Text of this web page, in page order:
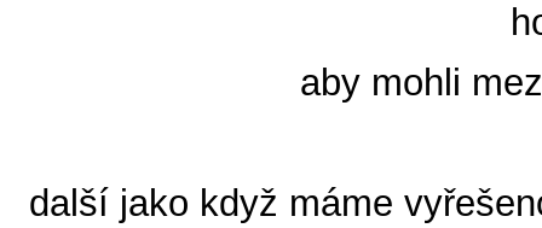
aby mohli
další jako když máme